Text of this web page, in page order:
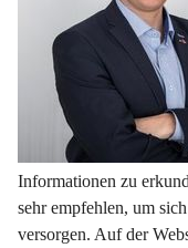
Informationen zu
sehr empfehlen, um
versorgen. Auf der